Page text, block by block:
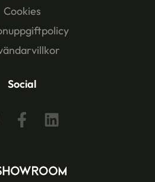
Cookies
Social